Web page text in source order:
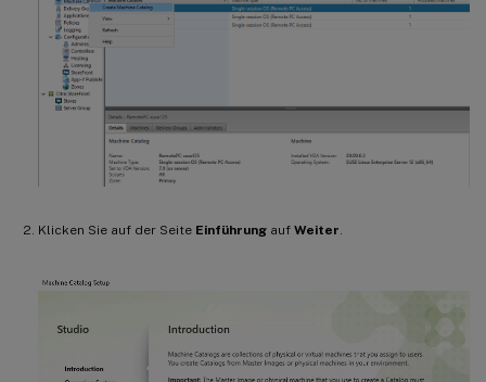
Klicken Sie auf der Seite Einführung auf Weiter